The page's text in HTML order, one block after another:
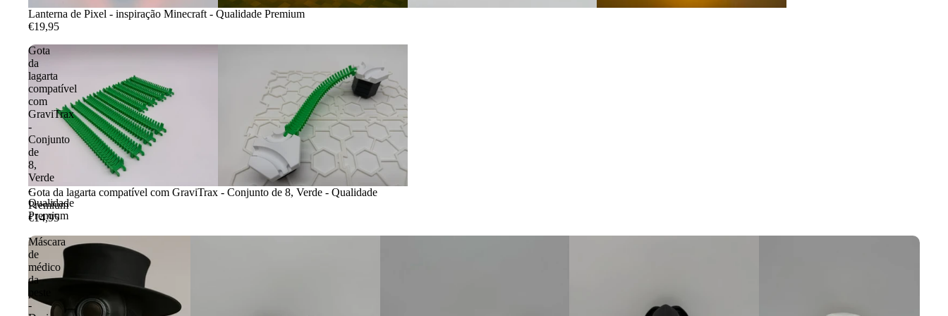
Lanterna de Pixel - inspiração Minecraft - Qualidade Premium
€19,95
Gota
da
lagarta
compatível
com
GraviTrax
-
Conjunto
de
8,
Verde
-
Qualidade
Premium
Gota da lagarta compatível com GraviTrax - Conjunto de 8, Verde - Qualidade
Premium
€14,95
Máscara
de
médico
da
peste
-